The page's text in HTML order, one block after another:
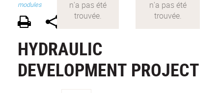
modules
HYDRAULIC
DEVELOPMENT PROJECT